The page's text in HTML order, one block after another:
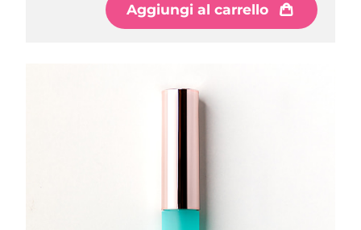
Aggiungi al carrello